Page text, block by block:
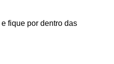
e fique por dentro das